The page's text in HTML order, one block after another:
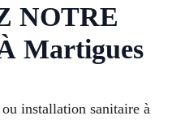
NOTRE
Martigues
installation sanitaire à